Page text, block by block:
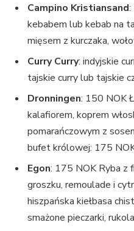
Campino Kristiansand:
kebabem lub kebab na
mięsem z kurczaka,
Curry Curry: indyjskie
tajskie curry lub tajskie
Dronningen: 150 NOK
kalafiorem, koprem
pomarańczowym z
bufet królowej: 175
Egon: 175 NOK Ryba z
groszku, remoulade i
hiszpańska kiełbasa
smażone pieczarki,